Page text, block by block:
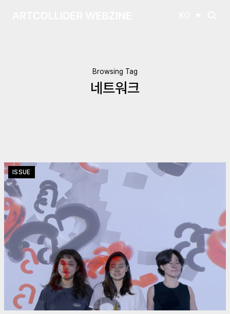
Browsing Tag
네트워크
ISSUE